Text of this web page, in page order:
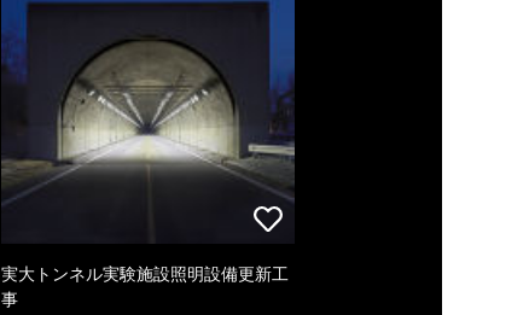
実大トンネル実験施設照明設備更新工
事